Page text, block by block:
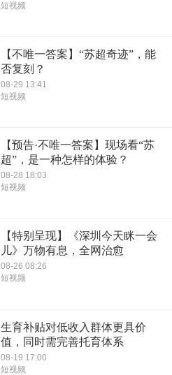
短视频
【不唯一答案】“苏超奇迹”，能
否复刻？
08-29 13:41
短视频
【预告·不唯一答案】现场看“苏
超”，是一种怎样的体验？
08-28 18:03
短视频
【特别呈现】《深圳今天眯一会
儿》万物有息，全网治愈
08-26 08:26
短视频
生育补贴对低收入群体更具价
值，同时需完善托育体系
08-19 17:00
短视频